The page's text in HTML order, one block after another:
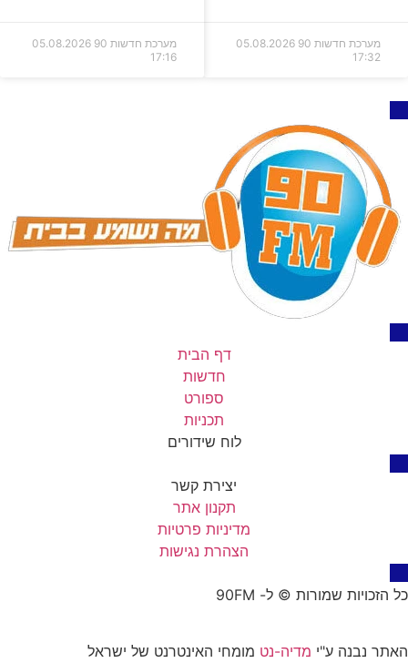
מערכת חדשות 90
05.08.2026
17:32
מערכת חדשות 90
05.08.2026
17:16
דף הבית
חדשות
ספורט
תכניות
לוח שידורים
יצירת קשר
תקנון אתר
מדיניות פרטיות
הצהרת נגישות
כל הזכויות שמורות © ל- 90FM
האתר נבנה ע"י מדיה-נט מומחי האינטרנט של ישראל